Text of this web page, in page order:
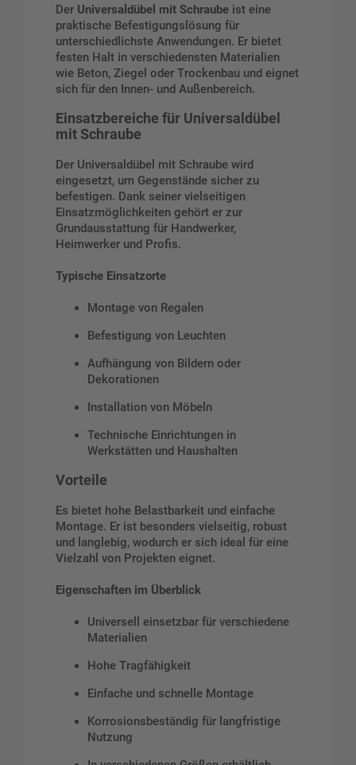
Der Universaldübel mit Schraube ist eine
praktische Befestigungslösung für
unterschiedlichste Anwendungen. Er bietet
festen Halt in verschiedensten Materialien
wie Beton, Ziegel oder Trockenbau und eignet
sich für den Innen- und Außenbereich.
Einsatzbereiche für Universaldübel
mit Schraube
Der Universaldübel mit Schraube wird
eingesetzt, um Gegenstände sicher zu
befestigen. Dank seiner vielseitigen
Einsatzmöglichkeiten gehört er zur
Grundausstattung für Handwerker,
Heimwerker und Profis.
Typische Einsatzorte
Montage von Regalen
Befestigung von Leuchten
Aufhängung von Bildern oder
Dekorationen
Installation von Möbeln
Technische Einrichtungen in
Werkstätten und Haushalten
Vorteile
Es bietet hohe Belastbarkeit und einfache
Montage. Er ist besonders vielseitig, robust
und langlebig, wodurch er sich ideal für eine
Vielzahl von Projekten eignet.
Eigenschaften im Überblick
Universell einsetzbar für verschiedene
Materialien
Hohe Tragfähigkeit
Einfache und schnelle Montage
Korrosionsbeständig für langfristige
Nutzung